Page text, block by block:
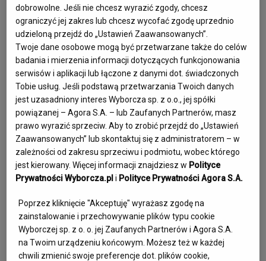
charyzma i charakterystyczna maniera, która śmieszyła
zawsze.
Urodziła się w Polkowicach na Dolnym Śląsku. W młodości
występowała z zespołem tańca ludowego oraz uprawiała
łyżwiarstwo figurowe i szybkie. Ukończyła technikum
ogrodnicze w Głogowie i dwuletnie studium nauczycielskie
w Legnicy. Była absolwentką pedagogiki kulturalno-
oświatowej w Wyższej Szkole Pedagogicznej w Zielonej
Górze.
Podczas studiów poznała Adama Nowaka, który w 1987
zachęcił ją do udziału w castingu do kabaretu Drugi
Garnitur. Występowała w grupie do 1989, później był
Kabaret Potem, program "Spadkobiercy", a od 2002 roku
artystka związana była z Kabaretem Hrabi.
dobrowolne. Jeśli nie chcesz wyrazić zgody, chcesz
ograniczyć jej zakres lub chcesz wycofać zgodę uprzednio
udzieloną przejdź do „Ustawień Zaawansowanych”.
Twoje dane osobowe mogą być przetwarzane także do celów
badania i mierzenia informacji dotyczących funkcjonowania
serwisów i aplikacji lub łączone z danymi dot. świadczonych
Tobie usług. Jeśli podstawą przetwarzania Twoich danych
jest uzasadniony interes Wyborcza sp. z o.o., jej spółki
powiązanej – Agora S.A. – lub Zaufanych Partnerów, masz
prawo wyrazić sprzeciw. Aby to zrobić przejdź do „Ustawień
Zaawansowanych” lub skontaktuj się z administratorem – w
zależności od zakresu sprzeciwu i podmiotu, wobec którego
jest kierowany. Więcej informacji znajdziesz w Polityce
Prywatności Wyborcza.pl i Polityce Prywatności Agora S.A.
Poprzez kliknięcie "Akceptuję" wyrażasz zgodę na
zainstalowanie i przechowywanie plików typu cookie
Wyborczej sp. z o. o. jej Zaufanych Partnerów i Agora S.A.
na Twoim urządzeniu końcowym. Możesz też w każdej
chwili zmienić swoje preferencje dot. plików cookie,